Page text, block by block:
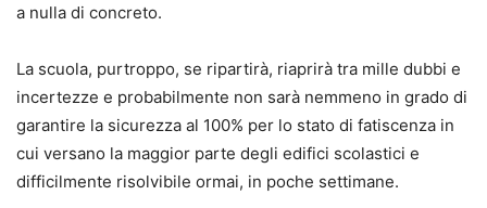
a nulla di concreto.
La scuola, purtroppo, se ripartirà, riaprirà tra mille dubbi e
incertezze e probabilmente non sarà nemmeno in grado di
garantire la sicurezza al 100% per lo stato di fatiscenza in
cui versano la maggior parte degli edifici scolastici e
difficilmente risolvibile ormai, in poche settimane.